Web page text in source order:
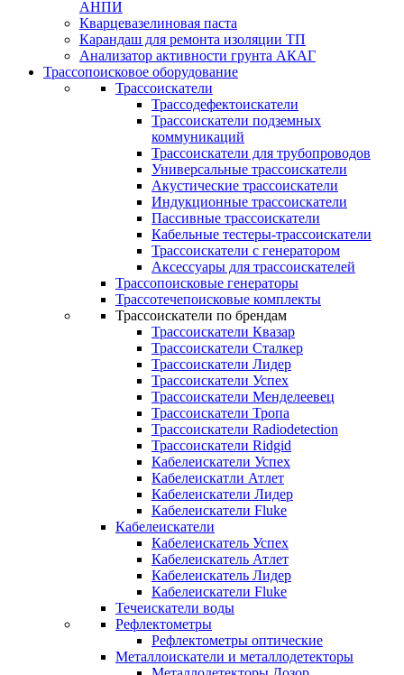
АНПИ
Кварцевазелиновая паста
Карандаш для ремонта изоляции ТП
Анализатор активности грунта АКАГ
Трассопоисковое оборудование
Трассоискатели
Трассодефектоискатели
Трассоискатели подземных
коммуникаций
Трассоискатели для трубопроводов
Универсальные трассоискатели
Акустические трассоискатели
Индукционные трассоискатели
Пассивные трассоискатели
Кабельные тестеры-трассоискатели
Трассоискатели с генератором
Аксессуары для трассоискателей
Трассопоисковые генераторы
Трассотечепоисковые комплекты
Трассоискатели по брендам
Трассоискатели Квазар
Трассоискатели Сталкер
Трассоискатели Лидер
Трассоискатели Успех
Трассоискатели Менделеевец
Трассоискатели Тропа
Трассоискатели Radiodetection
Трассоискатели Ridgid
Кабелеискатели Успех
Кабелеискатли Атлет
Кабелеискатели Лидер
Кабелеискатели Fluke
Кабелеискатели
Кабелеискатель Успех
Кабелеискатель Атлет
Кабелеискатель Лидер
Кабелеискатели Fluke
Течеискатели воды
Рефлектометры
Рефлектометры оптические
Металлоискатели и металлодетекторы